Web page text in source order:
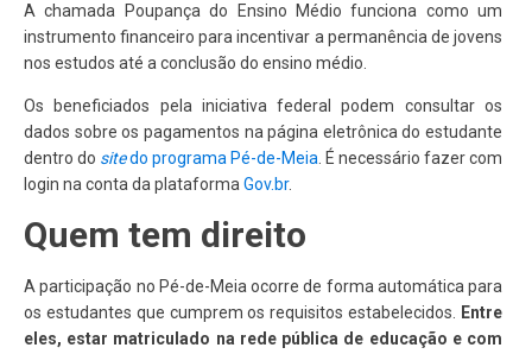
A chamada Poupança do Ensino Médio funciona como um
instrumento financeiro para incentivar a permanência de jovens
nos estudos até a conclusão do ensino médio.
Os beneficiados pela iniciativa federal podem consultar os
dados sobre os pagamentos na página eletrônica do estudante
dentro do sitedo programa Pé-de-Meia . É necessário fazer com
login na conta da plataforma Gov.br.
Quem tem direito
A participação no Pé-de-Meia ocorre de forma automática para
os estudantes que cumprem os requisitos estabelecidos.
Entre
eles, estar matriculado na rede pública de educação e com